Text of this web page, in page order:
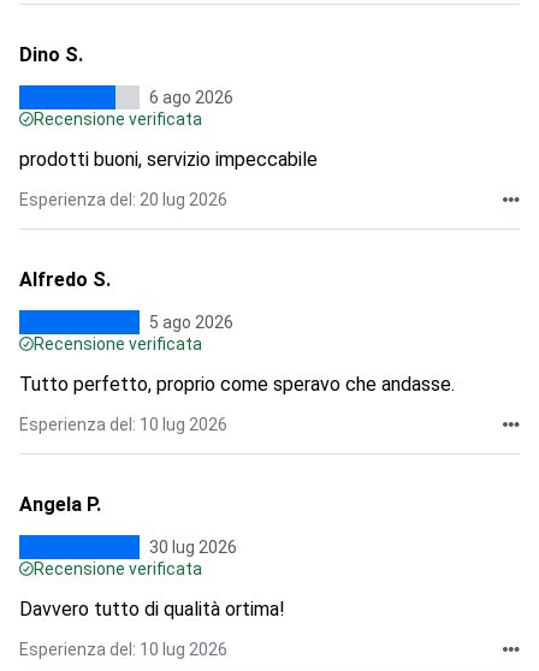
Dino S.
6 ago 2026
Recensione verificata
prodotti buoni, servizio impeccabile
Esperienza del: 20 lug 2026
Alfredo S.
5 ago 2026
Recensione verificata
Tutto perfetto, proprio come speravo che andasse.
Esperienza del: 10 lug 2026
Angela P.
30 lug 2026
Recensione verificata
Davvero tutto di qualità ortima!
Esperienza del: 10 lug 2026